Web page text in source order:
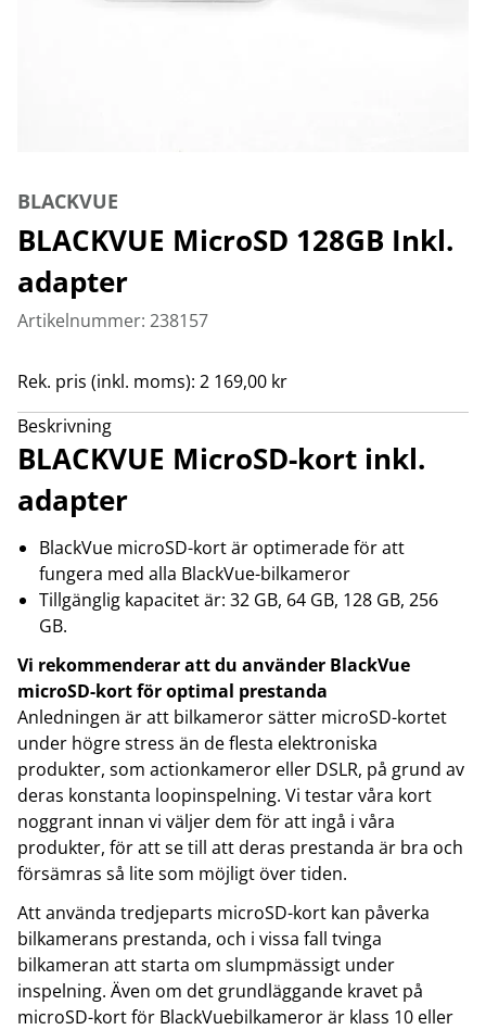
BLACKVUE
BLACKVUE MicroSD 128GB Inkl.
adapter
Artikelnummer: 238157
Rek. pris (inkl. moms): 2 169,00 kr
Beskrivning
BLACKVUE MicroSD-kort inkl.
adapter
BlackVue microSD-kort är optimerade för att
fungera med alla BlackVue-bilkameror
Tillgänglig kapacitet är: 32 GB, 64 GB, 128 GB, 256
GB.
Vi rekommenderar att du använder BlackVue
microSD-kort för optimal prestanda
Anledningen är att bilkameror sätter microSD-kortet
under högre stress än de flesta elektroniska
produkter, som actionkameror eller DSLR, på grund av
deras konstanta loopinspelning. Vi testar våra kort
noggrant innan vi väljer dem för att ingå i våra
produkter, för att se till att deras prestanda är bra och
försämras så lite som möjligt över tiden.
Att använda tredjeparts microSD-kort kan påverka
bilkamerans prestanda, och i vissa fall tvinga
bilkameran att starta om slumpmässigt under
inspelning. Även om det grundläggande kravet på
microSD-kort för BlackVuebilkameror är klass 10 eller